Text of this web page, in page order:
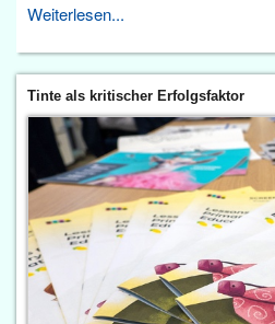
Weiterlesen...
Tinte als kritischer Erfolgsfaktor